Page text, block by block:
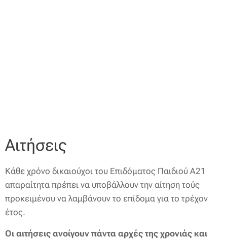
Αιτήσεις
Κάθε χρόνο δικαιούχοι του Επιδόματος Παιδιού Α21
απαραίτητα πρέπει να υποβάλλουν την αίτηση τούς
προκειμένου να λαμβάνουν το επίδομα για το τρέχον
έτος.
Οι αιτήσεις ανοίγουν πάντα αρχές της χρονιάς και